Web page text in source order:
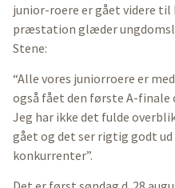
junior-roere er gået videre
præstation glæder
Stene:
“Alle vores juniorroere er
også fået den første A-finale
Jeg har ikke det fulde
gået og det ser rigtig godt
konkurrenter”.